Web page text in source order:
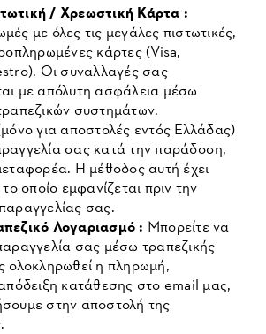
/ Χρεωστική Κάρτα :
με όλες τις μεγάλες πιστωτικές,
κάρτες (Visa,
Οι συναλλαγές σας
με απόλυτη ασφάλεια μέσω
συστημάτων.
για αποστολές εντός Ελλάδας)
σας κατά την παράδοση,
Η μέθοδος αυτή έχει
οποίο εμφανίζεται πριν την
σας.
Λογαριασμό : Μπορείτε να
σας μέσω τραπεζικής
ολοκληρωθεί η πληρωμή,
κατάθεσης στο email μας,
στην αποστολή της